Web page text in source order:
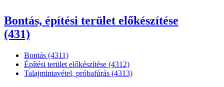
Bontás, építési terület előkészítése
(431)
Bontás (4311)
Építési terület előkészítése (4312)
Talajmintavétel, próbafúrás (4313)